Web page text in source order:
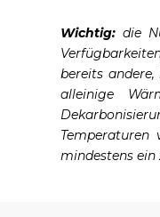
Wichtig: die
bereits
alleinige
Temperaturen
mindestens ein